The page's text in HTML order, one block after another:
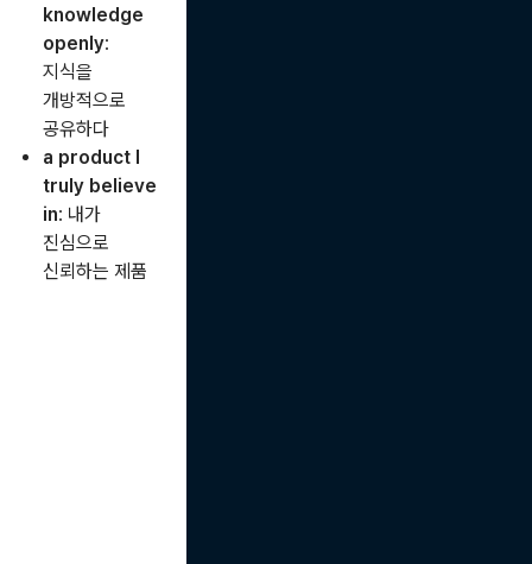
knowledge
openly:
지식을
개방적으로
공유하다
a product I
truly believe
in: 내가
진심으로
신뢰하는 제품